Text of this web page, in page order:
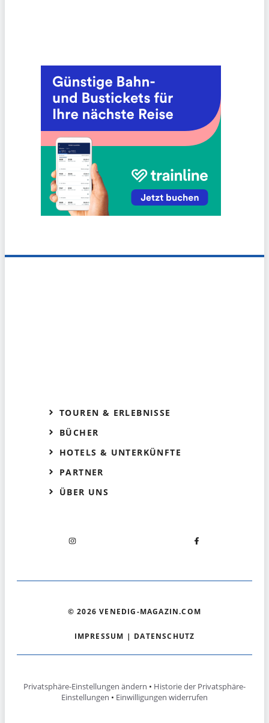
TOUREN & ERLEBNISSE
BÜCHER
HOTELS & UNTERKÜNFTE
PARTNER
ÜBER UNS
© 2026 VENEDIG-MAGAZIN.COM
IMPRESSUM | DATENSCHUTZ
Privatsphäre-Einstellungen ändern • Historie der Privatsphäre-
Einstellungen • Einwilligungen widerrufen